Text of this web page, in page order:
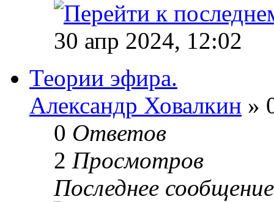
30 апр 2024, 12:02
Теории эфира.
Александр Ховалкин »
0 Ответов
2 Просмотров
Последнее